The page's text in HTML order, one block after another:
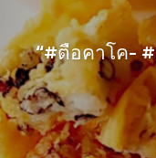
“#ตือคาโค-